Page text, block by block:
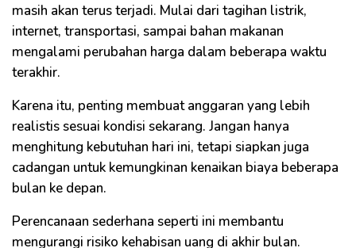
masih akan terus terjadi. Mulai dari tagihan listrik,
internet, transportasi, sampai bahan makanan
mengalami perubahan harga dalam beberapa waktu
terakhir.
Karena itu, penting membuat anggaran yang lebih
realistis sesuai kondisi sekarang. Jangan hanya
menghitung kebutuhan hari ini, tetapi siapkan juga
cadangan untuk kemungkinan kenaikan biaya beberapa
bulan ke depan.
Perencanaan sederhana seperti ini membantu
mengurangi risiko kehabisan uang di akhir bulan.